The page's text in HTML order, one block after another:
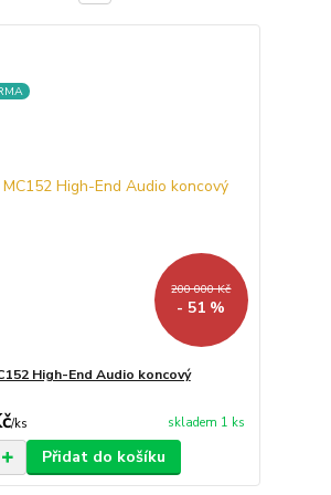
200 000 Kč
- 51 %
High-End Audio koncový
/ks skladem 1 ks
Přidat do košíku